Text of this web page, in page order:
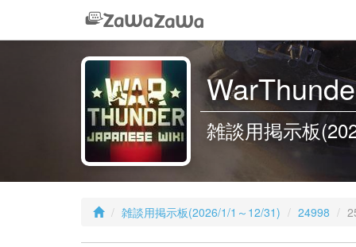
雑談用掲示板
雑談用掲示板(2026/1/1～12/31) 24998